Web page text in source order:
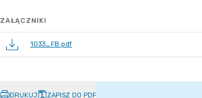
ZAŁĄCZNIKI
1033_FB.pdf
DRUKUJ ZAPISZ DO PDF